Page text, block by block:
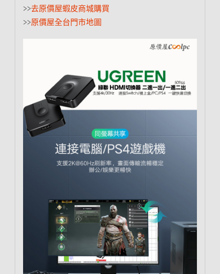
>>去原價屋蝦皮商城購買
>>原價屋全台門市地圖